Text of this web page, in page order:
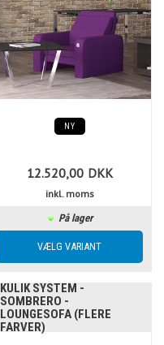
NY
12.520,00 DKK
inkl. moms
På lager
KULIK SYSTEM -
SOMBRERO -
LOUNGESOFA (FLERE
FARVER)